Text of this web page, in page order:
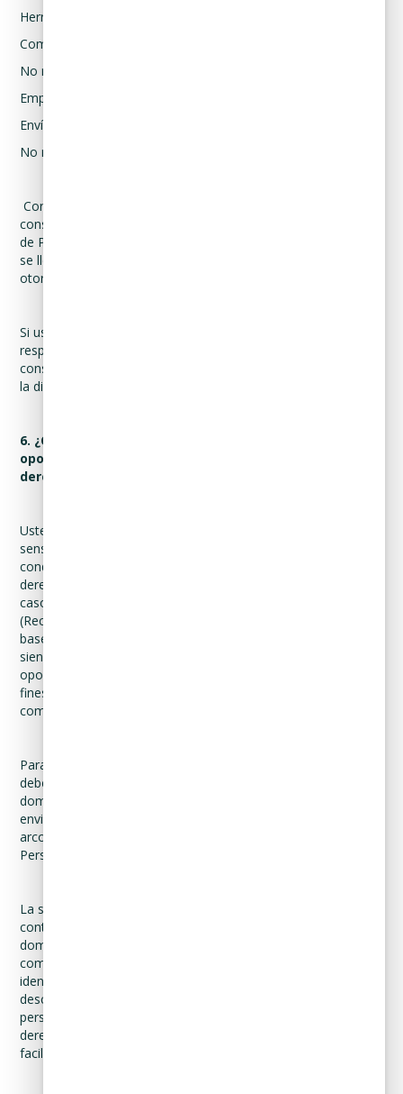
Herramientas de comunicación instantánea.
Comunicación escrita y/o por voz y/o imagen.
No necesario.
Empresas de mensajería y paquetería.
Envío y entrega de documentos y paquetes.
No necesario.
Con relación a las transferencias que requieren su
consentimiento, si Usted, después de leer el presente Aviso
de Privacidad, no manifiesta su rechazo para que las mismas
se lleven a cabo, Curadeuda dará por entendido que nos ha
otorgado dicho consentimiento.
Si usted no desea que sus datos personales sean transferidos
respecto de aquéllas sobre las cuáles es necesario su
consentimiento, le pedimos que envíe un correo electrónico a
la dirección arco@curadeuda.com.
6. ¿Cómo puede acceder, rectificar, cancelar u
oponerse al uso de sus datos personales? (Ejercicio de
derechos ARCO).
Usted tiene derecho a conocer qué datos personales y/o
sensibles tenemos de Usted, para qué los utilizamos y las
condiciones del uso que les damos (Acceso). Asimismo, es su
derecho solicitar la corrección de su Información Personal en
caso de que esté desactualizada, sea inexacta o incompleta
(Rectificación); que la eliminemos de nuestros registros o
bases de datos cuando considere que la misma no está
siendo utilizada adecuadamente (Cancelación); así como
oponerse al uso de sus datos personales y/o sensibles para
fines específicos (Oposición). Estos derechos se conocen
como Derechos ARCO.
Para el ejercicio de cualquiera de los Derechos ARCO, Usted
deberá presentar la solicitud respectiva por escrito, en el
domicilio antes referido, o a través de un mensaje de datos
enviado vía correo electrónico a la siguiente dirección:
arco@curadeuda.com dirigiéndose al Departamento de Datos
Personales.
La solicitud a que se refiere el párrafo anterior habrá de
contener: (i) nombre del titular de la Información Personal, su
domicilio y correo electrónico u otro medio necesario para
comunicar la respuesta; (ii) documentos que acrediten su
identidad o bien la representación legal correspondiente; (iii)
descripción clara y precisa de los datos personales y/o datos
personales sensibles respecto de los cuales se ejerza el
derecho correspondiente; y (iv) cualquier otro elemento que
facilite la localización de la Información Personal.